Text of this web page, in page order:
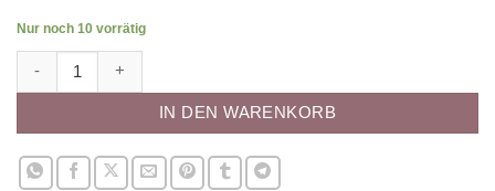
Nur noch 10 vorrätig
IN DEN WARENKORB